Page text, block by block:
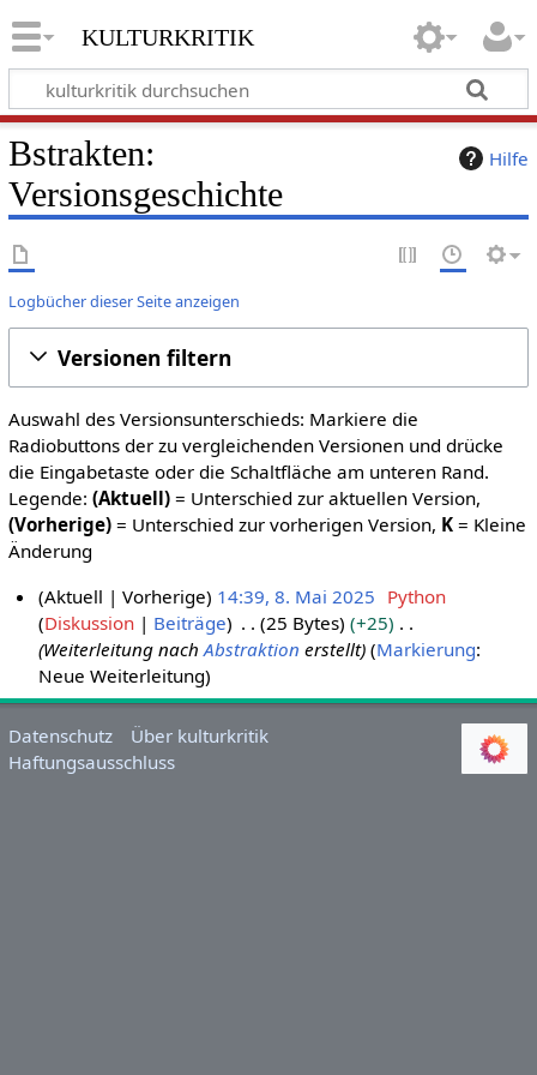
kulturkritik
Hilfe
Bstrakten:
Versionsgeschichte
Logbücher dieser Seite anzeigen
Versionen filtern
Auswahl des Versionsunterschieds: Markiere die
Radiobuttons der zu vergleichenden Versionen und drücke
die Eingabetaste oder die Schaltfläche am unteren Rand.
Legende: (Aktuell)= Unterschied zur aktuellen Version,
(Vorherige)= Unterschied zur vorherigen Version, K= Kleine
Änderung
a
i
2
Aktuell Vorherige 14:39, 8. Mai 2025 Python
Diskussion
Beiträge 25 Bytes
+25
Weiterleitung nachAbstraktion erstellt Markierung:
Neue Weiterleitung
Datenschutz
Über kulturkritik
Haftungsausschluss